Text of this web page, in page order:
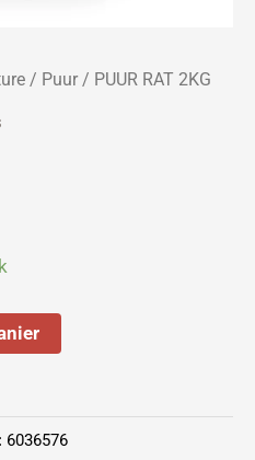
/ Puur / PUUR RAT 2KG
6036576